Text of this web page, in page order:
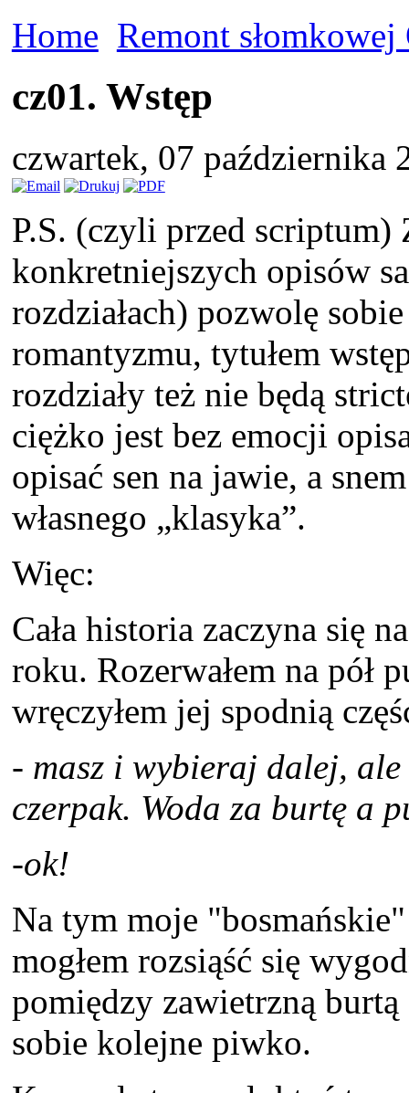
Home Remont
cz01. Wstęp
czwartek, 07 października
P.S. (czyli przed scriptum)
konkretniejszych opisów
rozdziałach) pozwolę
romantyzmu, tytułem
rozdziały też nie będą
ciężko jest bez emocji
opisać sen na jawie, a
własnego „klasyka”.
Więc:
Cała historia zaczyna się
roku. Rozerwałem na pół
wręczyłem jej spodnią
- masz i wybieraj dalej,
czerpak. Woda za burtę a
-ok!
Na tym moje
mogłem rozsiąść się
pomiędzy zawietrzną
sobie kolejne piwko.